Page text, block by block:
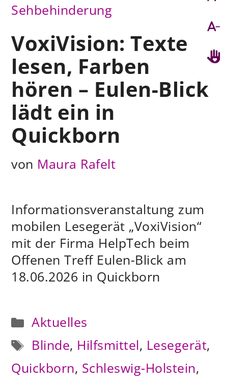
Sehbehinderung
VoxiVision: Texte
lesen, Farben
hören – Eulen-Blick
lädt ein in
Quickborn
von Maura Rafelt
Informationsveranstaltung zum
mobilen Lesegerät „VoxiVision“
mit der Firma HelpTech beim
Offenen Treff Eulen-Blick am
18.06.2026 in Quickborn
Kategorien
Aktuelles
Schlagwörter
Blinde, Hilfsmittel, Lesegerät,
Quickborn, Schleswig-Holstein,